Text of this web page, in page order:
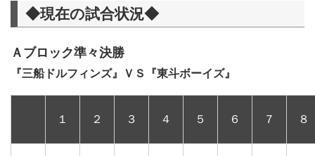
◆現在の試合状況◆
Ａブロック準々決勝
『三船ドルフィンズ』ＶＳ『東斗ボーイズ』
１ ２ ３ ４ ５ ６ ７ ８